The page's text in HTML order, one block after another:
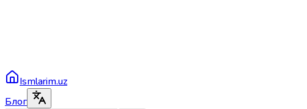
Ismlarim.uz
Блог